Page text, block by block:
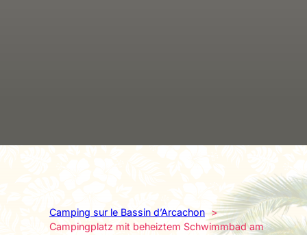
Camping sur le Bassin d’Arcachon
Campingplatz mit beheiztem Schwimmbad am